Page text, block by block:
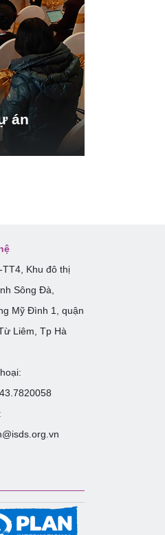
án
TT4, Khu đô thị
Sông Đà,
Mỹ Đình 1, quận
Liêm, Tp Hà